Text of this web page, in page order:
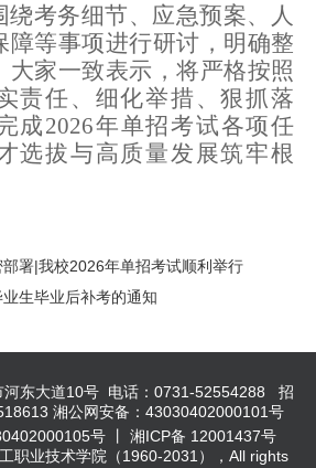
绕考务细节、应急预案、人
障等事项进行研讨，明确整
大家一致表示，将严格按照
责任、细化举措、狠抓落
成2026年单招考试各项任
选拔与高质量发展筑牢根
署|我校2026年单招考试顺利举行
生毕业后补考的通知
河东大道10号 电话：0731-52554288 招
湘公网安备：43030402000101号
号 丨 湘ICP备 12001437号
职业技术学院（1960-2031），All rights